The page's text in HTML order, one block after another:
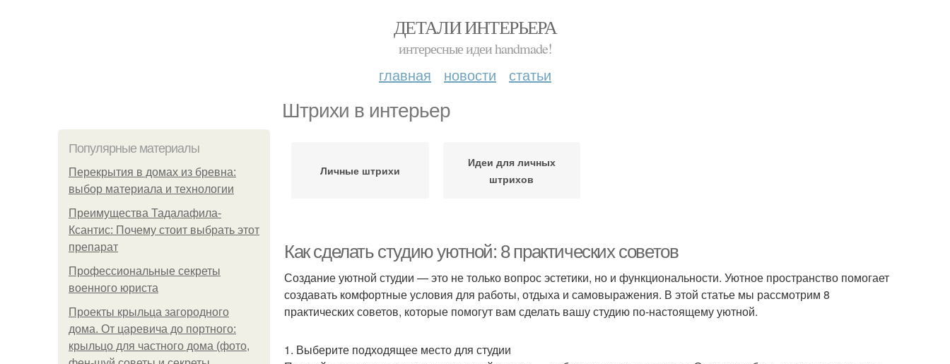
ДЕТАЛИ ИНТЕРЬЕРА
интересные идеи handmade!
главная новости статьи
Штрихи в интерьер
Популярные материалы
Перекрытия в домах из бревна:
выбор материала и технологии
Преимущества Тадалафила-
Ксантис: Почему стоит выбрать этот
препарат
Профессиональные секреты
военного юриста
Проекты крыльца загородного
дома. От царевича до портного:
крыльцо для частного дома (фото,
Личные штрихи
Идеи для личных
штрихов
Как сделать студию уютной: 8 практических советов
Создание уютной студии — это не только вопрос эстетики, но и функциональности. Уютное пространство помогает
создавать комфортные условия для работы, отдыха и самовыражения. В этой статье мы рассмотрим 8
практических советов, которые помогут вам сделать вашу студию по-настоящему уютной.
1. Выберите подходящее место для студии